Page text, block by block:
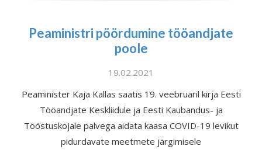
Peaministri pöördumine tööandjate
poole
19.02.2021
Peaminister Kaja Kallas saatis 19. veebruaril kirja Eesti
Tööandjate Keskliidule ja Eesti Kaubandus- ja
Tööstuskojale palvega aidata kaasa COVID-19 levikut
pidurdavate meetmete järgimisele